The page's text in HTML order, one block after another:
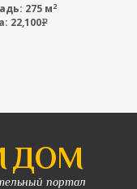
275 м2
22,100e
ДОМ
портал